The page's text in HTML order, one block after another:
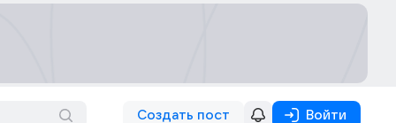
Создать пост Войти